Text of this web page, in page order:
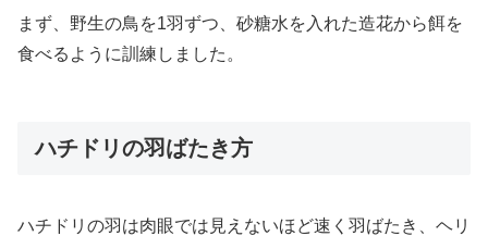
まず、野生の鳥を1羽ずつ、砂糖水を入れた造花から餌を
食べるように訓練しました。
ハチドリの羽ばたき方
ハチドリの羽は肉眼では見えないほど速く羽ばたき、ヘリ